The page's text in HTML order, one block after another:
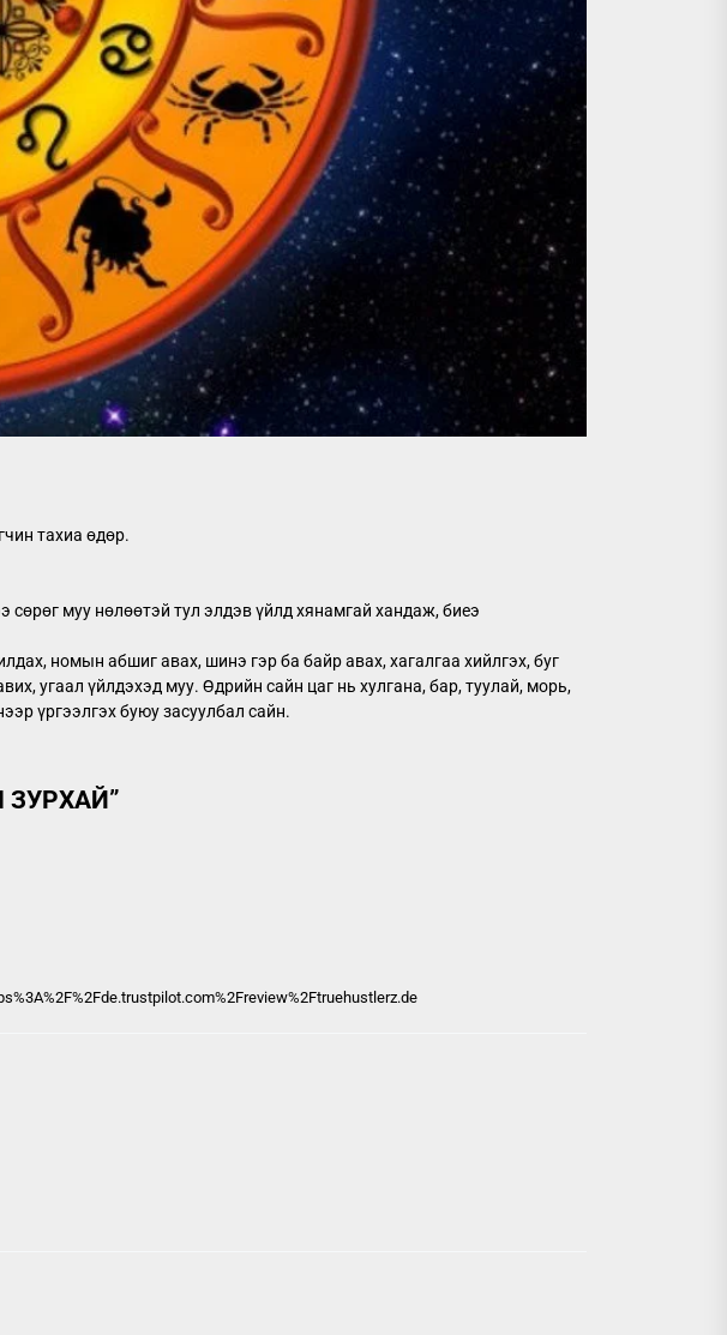
тахиа өдөр.
сөрөг муу нөлөөтэй тул элдэв үйлд хянамгай хандаж, биеэ
номын абшиг авах, шинэ гэр ба байр авах, хагалгаа хийлгэх, буг
угаал үйлдэхэд муу. Өдрийн сайн цаг нь хулгана, бар, туулай, морь,
үргээлгэх буюу засуулбал сайн.
ЗУРХАЙ”